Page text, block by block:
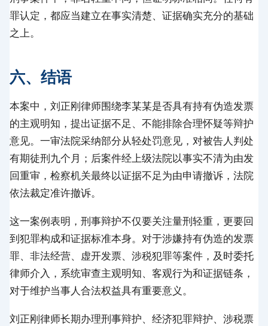
罪认定，都应当建立在事实清楚、证据确实充分的基础
之上。
六、结语
本案中，刘正刚律师围绕李某某是否具有持有伪造发票
的主观明知，提出证据不足、不能排除合理怀疑等辩护
意见。一审法院采纳部分从轻处罚意见，对被告人判处
有期徒刑九个月；后案件经上级法院以事实不清为由发
回重审，检察机关最终以证据不足为由申请撤诉，法院
依法裁定准许撤诉。
这一案例表明，刑事辩护不仅要关注量刑轻重，更要回
到犯罪构成和证据标准本身。对于涉嫌持有伪造的发票
罪、非法经营、虚开发票、涉税犯罪等案件，及时委托
律师介入，系统审查主观明知、客观行为和证据链条，
对于维护当事人合法权益具有重要意义。
刘正刚律师长期办理刑事辩护、经济犯罪辩护、涉税票